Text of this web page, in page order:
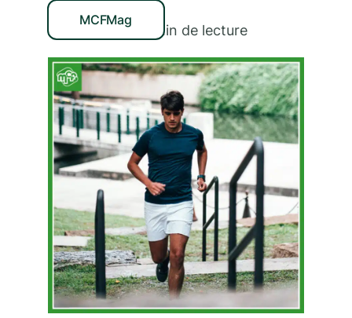
MCFMag
02/12/2020 min de lecture